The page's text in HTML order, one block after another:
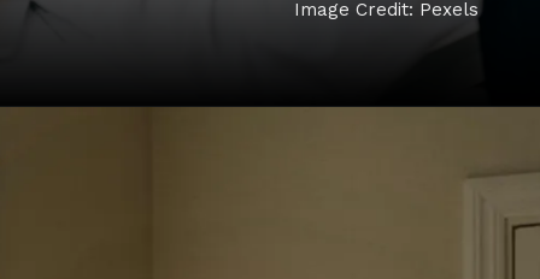
Image Credit: Pexels